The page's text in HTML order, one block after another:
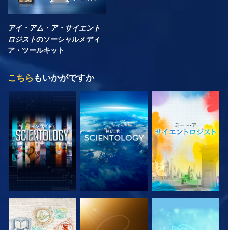
アイ・アム・ア・サイエント
ロジストのソーシャルメディ
ア・ツールキット
こちら もいかがですか
シリーズを探求 シリーズを探求 シリーズを探求